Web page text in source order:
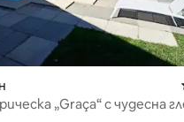
„Graça“ с чудесна